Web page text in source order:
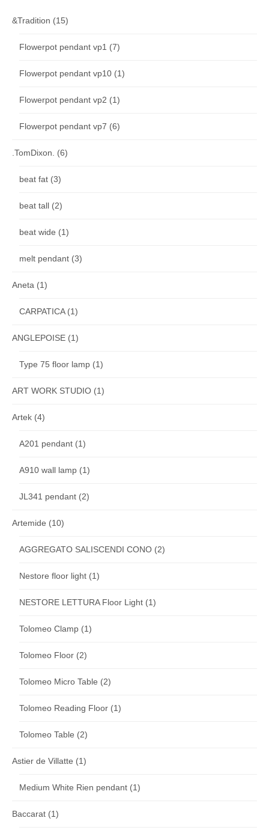
&Tradition (15)
Flowerpot pendant vp1 (7)
Flowerpot pendant vp10 (1)
Flowerpot pendant vp2 (1)
Flowerpot pendant vp7 (6)
.TomDixon. (6)
beat fat (3)
beat tall (2)
beat wide (1)
melt pendant (3)
Aneta (1)
CARPATICA(1)
ANGLEPOISE (1)
Type 75 floor lamp (1)
ART WORK STUDIO (1)
Artek (4)
A201 pendant (1)
A910 wall lamp (1)
JL341 pendant (2)
Artemide (10)
AGGREGATO SALISCENDI CONO (2)
Nestore floor light (1)
NESTORE LETTURA Floor Light (1)
Tolomeo Clamp (1)
Tolomeo Floor (2)
Tolomeo Micro Table (2)
Tolomeo Reading Floor (1)
Tolomeo Table (2)
Astier de Villatte (1)
Medium White Rien pendant (1)
Baccarat (1)